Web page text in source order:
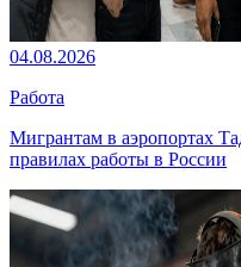
04.08.2026
Работа
Мигрантам в аэропортах
правилах работы в России